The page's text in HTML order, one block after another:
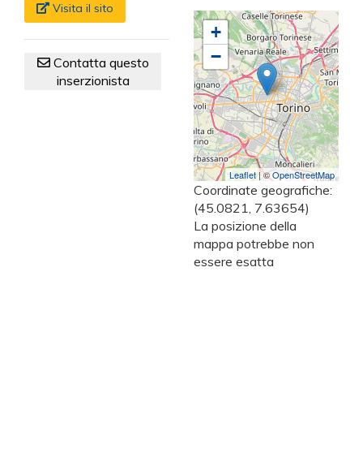
Visita il sito
Contatta questo
inserzionista
+
−
Leaflet| ©OpenStreetMap
Coordinate geografiche:
(45.0821, 7.63654)
La posizione della
mappa potrebbe non
essere esatta